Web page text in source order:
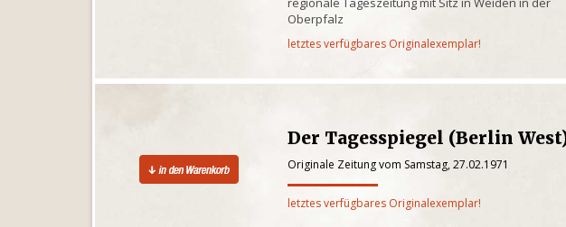
Oberpfalz
letztes verfügbares Originalexemplar!
Der Tagesspiegel (Berlin
Originale Zeitung vom Samstag, 27.02.1971
letztes verfügbares Originalexemplar!